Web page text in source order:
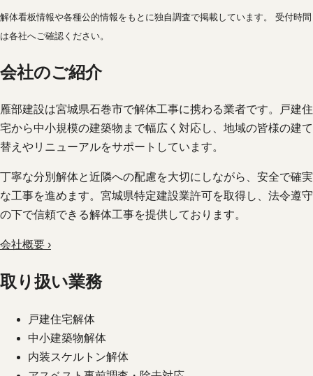
解体看板情報や各種公的情報をもとに独自調査で掲載しています。 受付時間
は各社へご確認ください。
会社のご紹介
雁部建設は宮城県石巻市で解体工事に携わる業者です。戸建住
宅から中小規模の建築物まで幅広く対応し、地域の皆様の建て
替えやリニューアルをサポートしています。
丁寧な分別解体と近隣への配慮を大切にしながら、安全で確実
な工事を進めます。宮城県特定建設業許可を取得し、法令遵守
の下で信頼できる解体工事を提供しております。
会社概要 ›
取り扱い業務
戸建住宅解体
中小建築物解体
内装スケルトン解体